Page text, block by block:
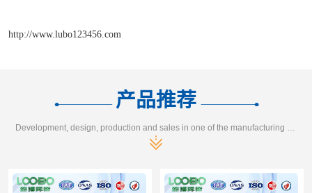
http://www.lubo123456.com
产品推荐